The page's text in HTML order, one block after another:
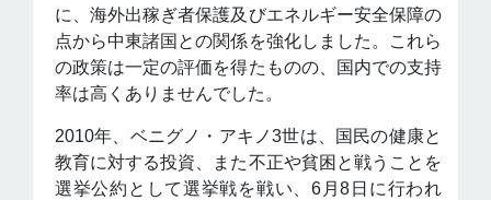
に、海外出稼ぎ者保護及びエネルギー安全保障の
点から中東諸国との関係を強化しました。これら
の政策は一定の評価を得たものの、国内での支持
率は高くありませんでした。
2010年、ベニグノ・アキノ3世は、国民の健康と
教育に対する投資、また不正や貧困と戦うことを
選挙公約として選挙戦を戦い、6月8日に行われ